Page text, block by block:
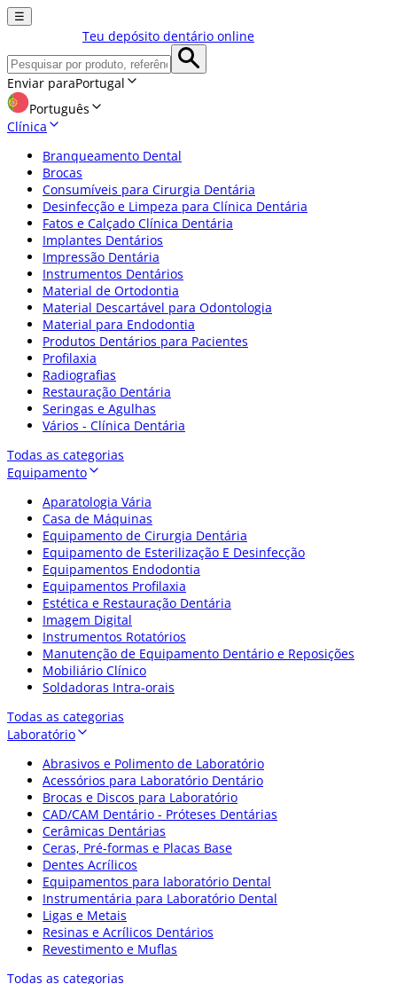
☰
Teu depósito dentário online
Enviar paraPortugal
Português
Clínica
Branqueamento Dental
Brocas
Consumíveis para Cirurgia Dentária
Desinfecção e Limpeza para Clínica Dentária
Fatos e Calçado Clínica Dentária
Implantes Dentários
Impressão Dentária
Instrumentos Dentários
Material de Ortodontia
Material Descartável para Odontologia
Material para Endodontia
Produtos Dentários para Pacientes
Profilaxia
Radiografias
Restauração Dentária
Seringas e Agulhas
Vários - Clínica Dentária
Todas as categorias
Equipamento
Aparatologia Vária
Casa de Máquinas
Equipamento de Cirurgia Dentária
Equipamento de Esterilização E Desinfecção
Equipamentos Endodontia
Equipamentos Profilaxia
Estética e Restauração Dentária
Imagem Digital
Instrumentos Rotatórios
Manutenção de Equipamento Dentário e Reposições
Mobiliário Clínico
Soldadoras Intra-orais
Todas as categorias
Laboratório
Abrasivos e Polimento de Laboratório
Acessórios para Laboratório Dentário
Brocas e Discos para Laboratório
CAD/CAM Dentário - Próteses Dentárias
Cerâmicas Dentárias
Ceras, Pré-formas e Placas Base
Dentes Acrílicos
Equipamentos para laboratório Dental
Instrumentária para Laboratório Dental
Ligas e Metais
Resinas e Acrílicos Dentários
Revestimento e Muflas
Todas as categorias